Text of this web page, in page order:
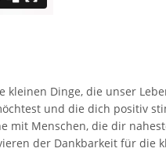
Dinge, die unser
und die dich positiv
mit Menschen, die dir
der Dankbarkeit für die